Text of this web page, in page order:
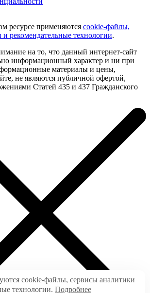
ресурсе применяются cookie-файлы,
рекомендательные технологии.
на то, что данный интернет-сайт
информационный характер и ни при
материалы и цены,
не являются публичной офертой,
Статей 435 и 437 Гражданского
cookie-файлы, сервисы аналитики
технологии. Подробнее